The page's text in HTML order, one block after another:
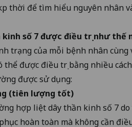
thời để tìm hiểu nguyên nhân
số 7 được điều trị như thế
trạng của mỗi bệnh nhân
thể được điều trị bằng nhiều
được sử dụng:
(tiên lượng tốt)
hợp liệt dây thần kinh số 7
hoàn toàn mà không cần